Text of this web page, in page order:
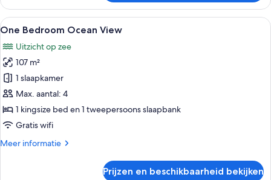
Ocean
View
1
Bed
Alle
foto's
voor
One
Bedroom
Ocean
View
laden
Een moderne woonkamer met een
15
One Bedroom Ocean View
Uitzicht op zee
107 m²
1 slaapkamer
Max. aantal: 4
1 kingsize bed en 1 tweepersoons slaapbank
Gratis wifi
Meer informatie
Meer
Prijzen en beschikbaarheid bekijken